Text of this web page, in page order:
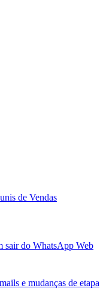
de Vendas
sair do WhatsApp Web
e mudanças de etapa